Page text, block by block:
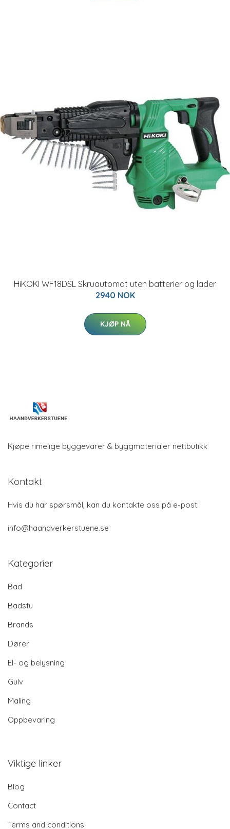
HiKOKI WF18DSL Skruautomat uten batterier og lader
2940 NOK
KJØP NÅ
Kjøpe rimelige byggevarer & byggmaterialer nettbutikk
Kontakt
Hvis du har spørsmål, kan du kontakte oss på e-post:
info@haandverkerstuene.se
Kategorier
Bad
Badstu
Brands
Dører
El- og belysning
Gulv
Maling
Oppbevaring
Viktige linker
Blog
Contact
Terms and conditions